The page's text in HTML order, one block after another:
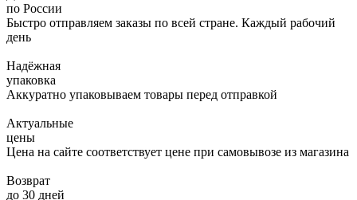
по России
Быстро отправляем заказы по всей стране. Каждый рабочий
день
Надёжная
упаковка
Аккуратно упаковываем товары перед отправкой
Актуальные
цены
Цена на сайте соответствует цене при самовывозе из магазина
Возврат
до 30 дней